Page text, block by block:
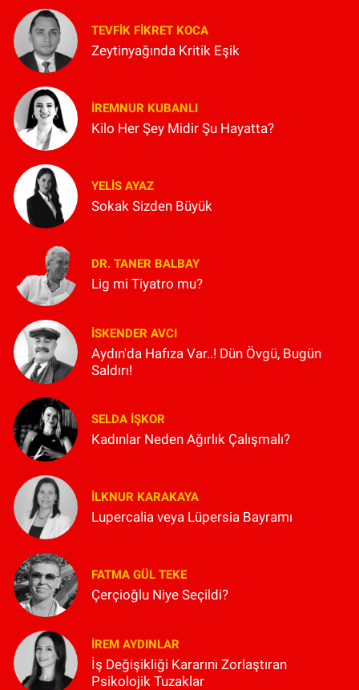
TEVFIK FIKRET KOCA
Zeytinyağında Kritik Eşik
İREMNUR KUBANLI
Kilo Her Şey Midir Şu Hayatta?
YELIS AYAZ
Sokak Sizden Büyük
DR. TANER BALBAY
Lig mi Tiyatro mu?
İSKENDER AVCI
Aydın'da Hafıza Var..! Dün Övgü, Bugün
Saldırı!
SELDA İŞKOR
Kadınlar Neden Ağırlık Çalışmalı?
İLKNUR KARAKAYA
Lupercalia veya Lüpersia Bayramı
FATMA GÜL TEKE
Çerçioğlu Niye Seçildi?
İREM AYDINLAR
İş Değişikliği Kararını Zorlaştıran
Psikolojik Tuzaklar